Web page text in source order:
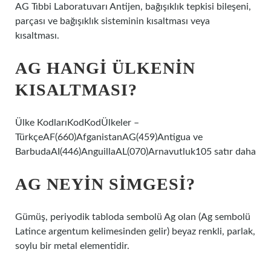
AG Tıbbi Laboratuvarı Antijen, bağışıklık tepkisi bileşeni,
parçası ve bağışıklık sisteminin kısaltması veya
kısaltması.
AG HANGI ÜLKENIN
KISALTMASI?
Ülke KodlarıKodKodÜlkeler –
TürkçeAF(660)AfganistanAG(459)Antigua ve
BarbudaAI(446)AnguillaAL(070)Arnavutluk105 satır daha
AG NEYIN SIMGESI?
Gümüş, periyodik tabloda sembolü Ag olan (Ag sembolü
Latince argentum kelimesinden gelir) beyaz renkli, parlak,
soylu bir metal elementidir.